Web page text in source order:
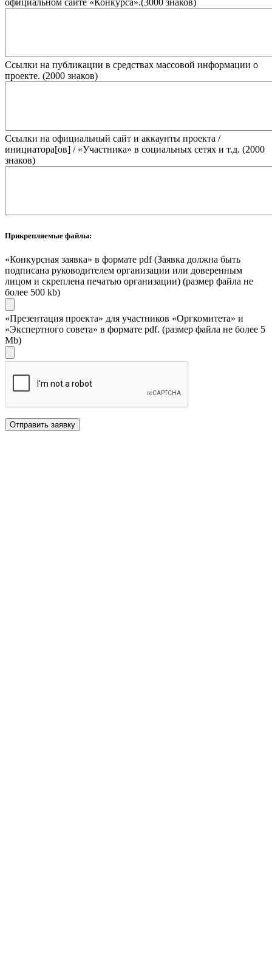
Ссылки на публикации в средствах массовой информации о
проекте. (2000 знаков)
Ссылки на официальный сайт и аккаунты проекта /
инициатора[ов] / «Участника» в социальных сетях и т.д. (2000
знаков)
Прикрепляемые файлы:
«Конкурсная заявка» в формате pdf (Заявка должна быть
подписана руководителем организации или доверенным
лицом и скреплена печатью организации) (размер файла не
более 500 kb)
«Презентация проекта» для участников «Оргкомитета» и
«Экспертного совета» в формате pdf. (размер файла не более 5
Mb)